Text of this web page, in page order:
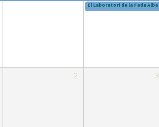
El Laboratori de la Fada Alba
2 3